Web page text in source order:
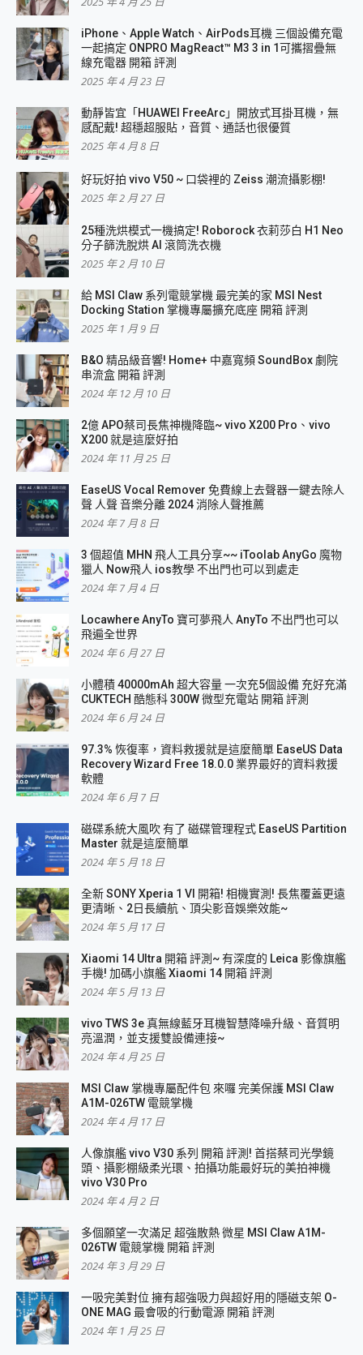
iPhone、Apple Watch、AirPods耳機 三個設備充電
一起搞定 ONPRO MagReact™ M3 3 in 1可攜摺疊無
線充電器 開箱 評測
2025 年 4 月 23 日
動靜皆宜「HUAWEI FreeArc」開放式耳掛耳機，無
感配戴! 超穩超服貼，音質、通話也很優質
2025 年 4 月 8 日
好玩好拍 vivo V50 ~ 口袋裡的 Zeiss 潮流攝影棚!
2025 年 2 月 27 日
25種洗烘模式一機搞定! Roborock 衣莉莎白 H1 Neo
分子篩洗脫烘 AI 滾筒洗衣機
2025 年 2 月 10 日
給 MSI Claw 系列電競掌機 最完美的家 MSI Nest
Docking Station 掌機專屬擴充底座 開箱 評測
2025 年 1 月 9 日
B&O 精品級音響! Home+ 中嘉寬頻 SoundBox 劇院
串流盒 開箱 評測
2024 年 12 月 10 日
2億 APO蔡司長焦神機降臨~ vivo X200 Pro、vivo
X200 就是這麼好拍
2024 年 11 月 25 日
EaseUS Vocal Remover 免費線上去聲器一鍵去除人
聲 人聲 音樂分離 2024 消除人聲推薦
2024 年 7 月 8 日
3 個超值 MHN 飛人工具分享~~ iToolab AnyGo 魔物
獵人 Now飛人 ios教學 不出門也可以到處走
2024 年 7 月 4 日
Locawhere AnyTo 寶可夢飛人 AnyTo 不出門也可以
飛遍全世界
2024 年 6 月 27 日
小體積 40000mAh 超大容量 一次充5個設備 充好充滿
CUKTECH 酷態科 300W 微型充電站 開箱 評測
2024 年 6 月 24 日
97.3% 恢復率，資料救援就是這麼簡單 EaseUS Data
Recovery Wizard Free 18.0.0 業界最好的資料救援
軟體
2024 年 6 月 7 日
磁碟系統大風吹 有了 磁碟管理程式 EaseUS Partition
Master 就是這麼簡單
2024 年 5 月 18 日
全新 SONY Xperia 1 VI 開箱! 相機實測! 長焦覆蓋更遠
更清晰、2日長續航、頂尖影音娛樂效能~
2024 年 5 月 17 日
Xiaomi 14 Ultra 開箱 評測~ 有深度的 Leica 影像旗艦
手機! 加碼小旗艦 Xiaomi 14 開箱 評測
2024 年 5 月 13 日
vivo TWS 3e 真無線藍牙耳機智慧降噪升級、音質明
亮溫潤，並支援雙設備連接~
2024 年 4 月 25 日
MSI Claw 掌機專屬配件包 來囉 完美保護 MSI Claw
A1M-026TW 電競掌機
2024 年 4 月 17 日
人像旗艦 vivo V30 系列 開箱 評測! 首搭蔡司光學鏡
頭、攝影棚級柔光環、拍攝功能最好玩的美拍神機
vivo V30 Pro
2024 年 4 月 2 日
多個願望一次滿足 超強散熱 微星 MSI Claw A1M-
026TW 電競掌機 開箱 評測
2024 年 3 月 29 日
一吸完美對位 擁有超強吸力與超好用的隱磁支架 O-
ONE MAG 最會吸的行動電源 開箱 評測
2024 年 1 月 25 日